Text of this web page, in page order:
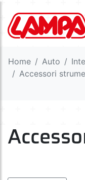
Home Auto
Accessori